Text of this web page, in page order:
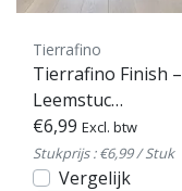
Tierrafino
Tierrafino Finish –
Leemstuc
afwerkpleister
€6,99 Excl. btw
Stukprijs : €6,99 / Stuk
Vergelijk